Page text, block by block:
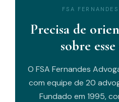
FSA
Precisa de
sobre
O FSA Fernandes
com equipe de 20
Fundado em 1995,